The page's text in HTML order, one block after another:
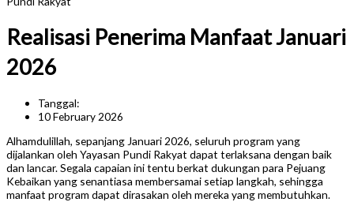
Realisasi Penerima Manfaat Januari
2026
Tanggal:
10 February 2026
Alhamdulillah, sepanjang Januari 2026, seluruh program yang
dijalankan oleh Yayasan Pundi Rakyat dapat terlaksana dengan baik
dan lancar. Segala capaian ini tentu berkat dukungan para Pejuang
Kebaikan yang senantiasa membersamai setiap langkah, sehingga
manfaat program dapat dirasakan oleh mereka yang membutuhkan.